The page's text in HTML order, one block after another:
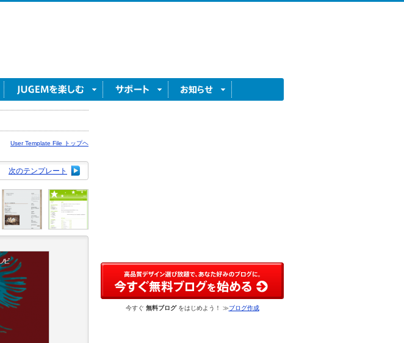
User Template File トップヘ
次のテンプレート
今すぐ 無料ブログをはじめよう！ ≫ブログ作成